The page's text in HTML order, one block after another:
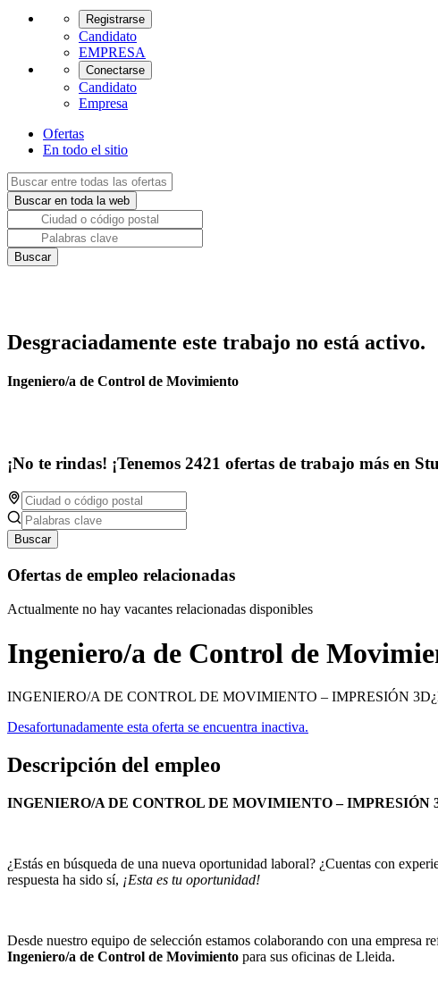
Registrarse
Candidato
EMPRESA
Conectarse
Candidato
Empresa
Ofertas
En todo el sitio
Desgraciadamente este trabajo no está activo.
Ingeniero/a de Control de Movimiento
¡No te rindas! ¡Tenemos 2421 ofertas de trabajo más en
Buscar
Ofertas de empleo relacionadas
Actualmente no hay vacantes relacionadas disponibles
Ingeniero/a de Control de
INGENIERO/A DE CONTROL DE MOVIMIENTO – IMPRESIÓN
Desafortunadamente esta oferta se encuentra inactiva.
Descripción del empleo
INGENIERO/A DE CONTROL DE MOVIMIENTO – IMPRESIÓN
¿Estás en búsqueda de una nueva oportunidad laboral? ¿Cuentas con
respuesta ha sido sí, ¡Esta es tu oportunidad!
Desde nuestro equipo de selección estamos colaborando con una empresa
Ingeniero/a de Control de Movimiento para sus oficinas de Lleida.